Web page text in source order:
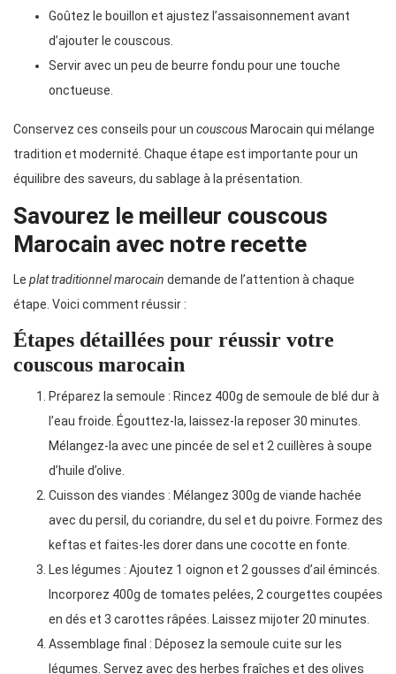
Goûtez le bouillon et ajustez l’assaisonnement avant
d’ajouter le couscous.
Servir avec un peu de beurre fondu pour une touche
onctueuse.
Conservez ces conseils pour un couscous Marocain qui mélange
tradition et modernité. Chaque étape est importante pour un
équilibre des saveurs, du sablage à la présentation.
Savourez le meilleur couscous
Marocain avec notre recette
Le plat traditionnel marocain demande de l’attention à chaque
étape. Voici comment réussir :
Étapes détaillées pour réussir votre
couscous marocain
Préparez la semoule : Rincez 400g de semoule de blé dur à
l’eau froide. Égouttez-la, laissez-la reposer 30 minutes.
Mélangez-la avec une pincée de sel et 2 cuillères à soupe
d’huile d’olive.
Cuisson des viandes : Mélangez 300g de viande hachée
avec du persil, du coriandre, du sel et du poivre. Formez des
keftas et faites-les dorer dans une cocotte en fonte.
Les légumes : Ajoutez 1 oignon et 2 gousses d’ail émincés.
Incorporez 400g de tomates pelées, 2 courgettes coupées
en dés et 3 carottes râpées. Laissez mijoter 20 minutes.
Assemblage final : Déposez la semoule cuite sur les
légumes. Servez avec des herbes fraîches et des olives